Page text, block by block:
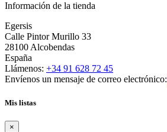
Información de la tienda
Egersis
Calle Pintor Murillo 33
28100 Alcobendas
España
Llámenos: +34 91 628 72 45
Envíenos un mensaje de correo electrónico:
Mis listas
×